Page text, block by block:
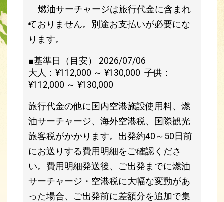
燃油サーチャージは旅行代金に含まれ
ておりません。別途お支払いが必要にな
ります。
■基準日（目安） 2026/07/06
大人：¥112,000 ～ ¥130,000 子供：
¥112,000 ～ ¥130,000
旅行代金の他に国内空港施設使用料、燃
油サーチャージ、海外空港税、国際観光
旅客税がかかります。出発約40～50日前
にお送りする費用明細をご確認くださ
い。費用明細発送後、ご出発までに燃油
サーチャージ・空港税に大幅な変動があ
った場合、ご出発前に差額分を追加で集